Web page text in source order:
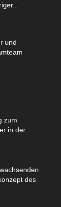
und
zum
in der
des